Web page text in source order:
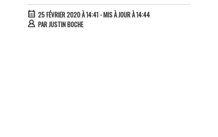
25 FÉVRIER 2020 À 14:41- MIS À JOUR À 14:44
PARJUSTIN BOCHE